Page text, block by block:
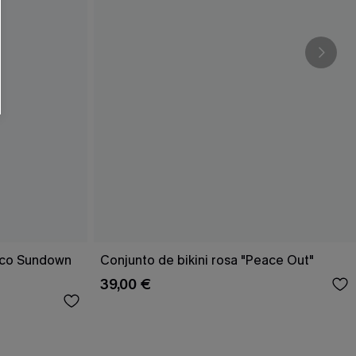
Sundown
Conjunto de bikini rosa "Peace Out"
39,00 €
formulario, usted acepta nuestros
de Cupshe en cualquier momento del
y ofertas adaptados a su perfil.